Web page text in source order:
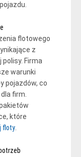
flotowego
z
Firma
warunki
pojazdów, co
firm.
które
floty